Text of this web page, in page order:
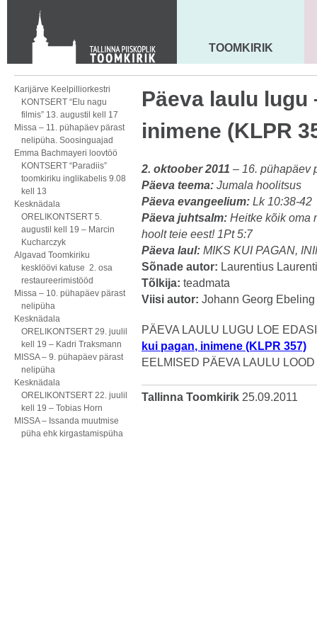
KONTAKT
Toom-Kooli 6, 10130 TALLINN
tallinna.toom@eelk.ee
MAARJA KIRIK
TOOMKIRIK
Karijärve Keelpilliorkestri
KONTSERT “Elu nagu
filmis” 13. augustil kell 17
Missa – 11. pühapäev pärast
nelipüha. Soosinguajad
Emma Bachmayeri loovtöö
KONTSERT “Paradiis”
toomkiriku inglikabelis 9.08
kell 13
Kesknädala
ORELIKONTSERT 5.
augustil kell 19 – Marcin
Kucharczyk
Algavad Toomkiriku
kesklöövi katuse 2. osa
restaureerimistööd
Missa – 10. pühapäev pärast
nelipüha
Kesknädala
ORELIKONTSERT 29. juulil
kell 19 – Kadri Traksmann
MISSA – 9. pühapäev pärast
nelipüha
Kesknädala
ORELIKONTSERT 22. juulil
kell 19 – Tobias Horn
MISSA – Issanda muutmise
püha ehk kirgastamispüha
Päeva laulu lugu
inimene (KLPR
2. oktoober 2011 – 16. pühapäev
Päeva teema: Jumala hoolitsus
Päeva evangeelium: Lk 10:38-42
Päeva juhtsalm: Heitke kõik oma
hoolt teie eest! 1Pt 5:7
Päeva laul: MIKS KUI PAGAN,
Sõnade autor: Laurentius
Tõlkija: teadmata
Viisi autor: Johann Georg
PÄEVA LAULU LUGU LOE
kui pagan, inimene (KLPR 357)
EELMISED PÄEVA LAULU
Tallinna Toomkirik 25.09.2011